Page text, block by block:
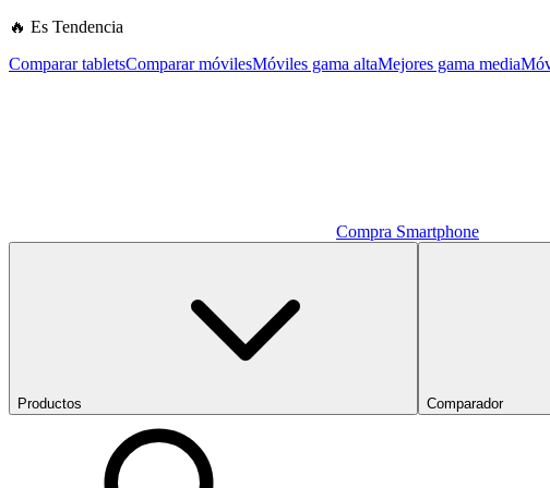
🔥 Es Tendencia
Comparar tabletsComparar móvilesMóviles gama altaMejores gama media
Compra Smartphone
Productos Comparador